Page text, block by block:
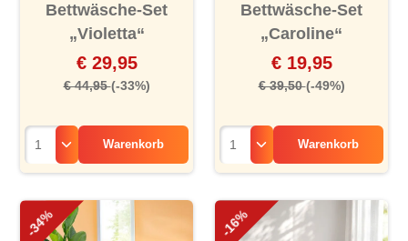
Bettwäsche-Set
„Violetta“
€ 29,95
€ 44,95(-33%)
Warenkorb
Bettwäsche-Set
„Caroline“
€ 19,95
€ 39,50(-49%)
Warenkorb
-34% -16%